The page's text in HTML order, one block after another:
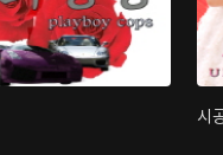
시